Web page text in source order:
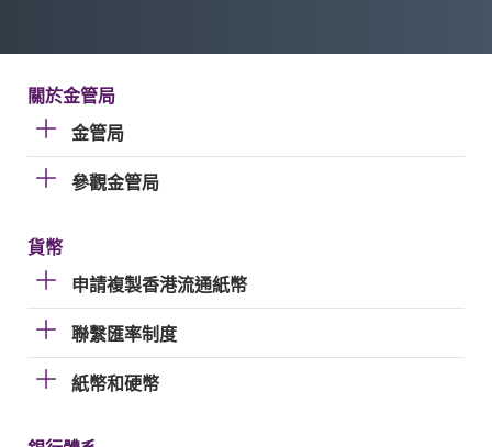
關於金管局
金管局
參觀金管局
貨幣
申請複製香港流通紙幣
聯繫匯率制度
紙幣和硬幣